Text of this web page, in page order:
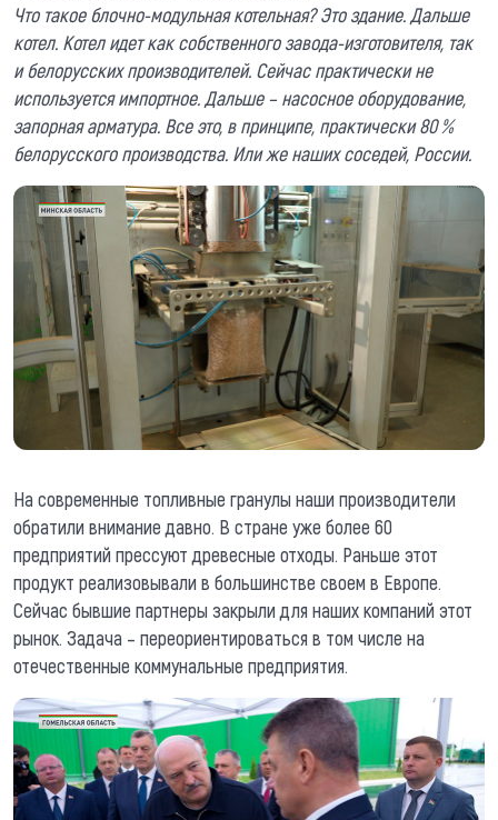
Что такое блочно-модульная котельная? Это здание. Дальше
котел. Котел идет как собственного завода-изготовителя, так
и белорусских производителей. Сейчас практически не
используется импортное. Дальше – насосное оборудование,
запорная арматура. Все это, в принципе, практически 80 %
белорусского производства. Или же наших соседей, России.
На современные топливные гранулы наши производители
обратили внимание давно. В стране уже более 60
предприятий прессуют древесные отходы. Раньше этот
продукт реализовывали в большинстве своем в Европе.
Сейчас бывшие партнеры закрыли для наших компаний этот
рынок. Задача – переориентироваться в том числе на
отечественные коммунальные предприятия.